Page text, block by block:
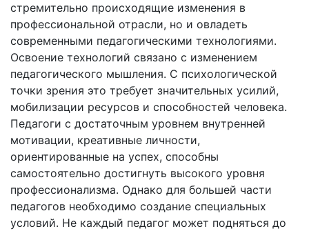
стремительно происходящие изменения в
профессиональной отрасли, но и овладеть
современными педагогическими технологиями.
Освоение технологий связано с изменением
педагогического мышления. С психологической
точки зрения это требует значительных усилий,
мобилизации ресурсов и способностей человека.
Педагоги с достаточным уровнем внутренней
мотивации, креативные личности,
ориентированные на успех, способны
самостоятельно достигнуть высокого уровня
профессионализма. Однако для большей части
педагогов необходимо создание специальных
условий. Не каждый педагог может подняться до